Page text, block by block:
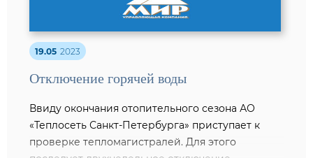
19.05 2023
Отключение горячей воды
Ввиду окончания отопительного сезона АО
«Теплосеть Санкт-Петербурга» приступает к
проверке тепломагистралей. Для этого